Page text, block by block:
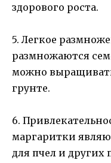
здорового роста.
5. Легкое
размножаются
можно
грунте.
6.
маргаритки
для пчел и других